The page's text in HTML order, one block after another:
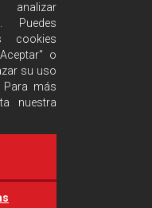
analizar
Puedes
cookies
o
su uso
más
nuestra